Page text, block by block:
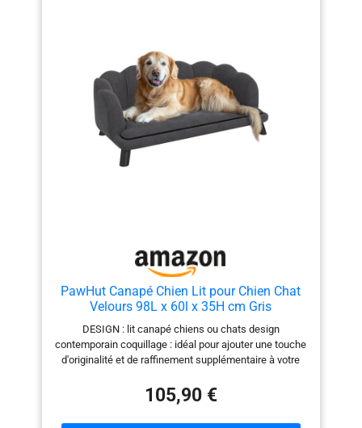
d'assise est amovible et lavable en machine.
SPÉCIFICATIONS : Dim. totales : 98l x 67P x 25H cm ; -
Convient aux chiens de grande taille jusqu'à 30 kg et 60
cm de longueur.
PawHut Canapé Chien Lit pour Chien Chat
Velours 98L x 60l x 35H cm Gris
DESIGN : lit canapé chiens ou chats design
contemporain coquillage : idéal pour ajouter une touche
d'originalité et de raffinement supplémentaire à votre
canapé pour chien grande taille dim. 98L x 60l x 35H cm
: convient aussi bien aux chiens qu'aux chats GRAND
CONFORT : coussin grand confort fourni (garnissage
105,90 €